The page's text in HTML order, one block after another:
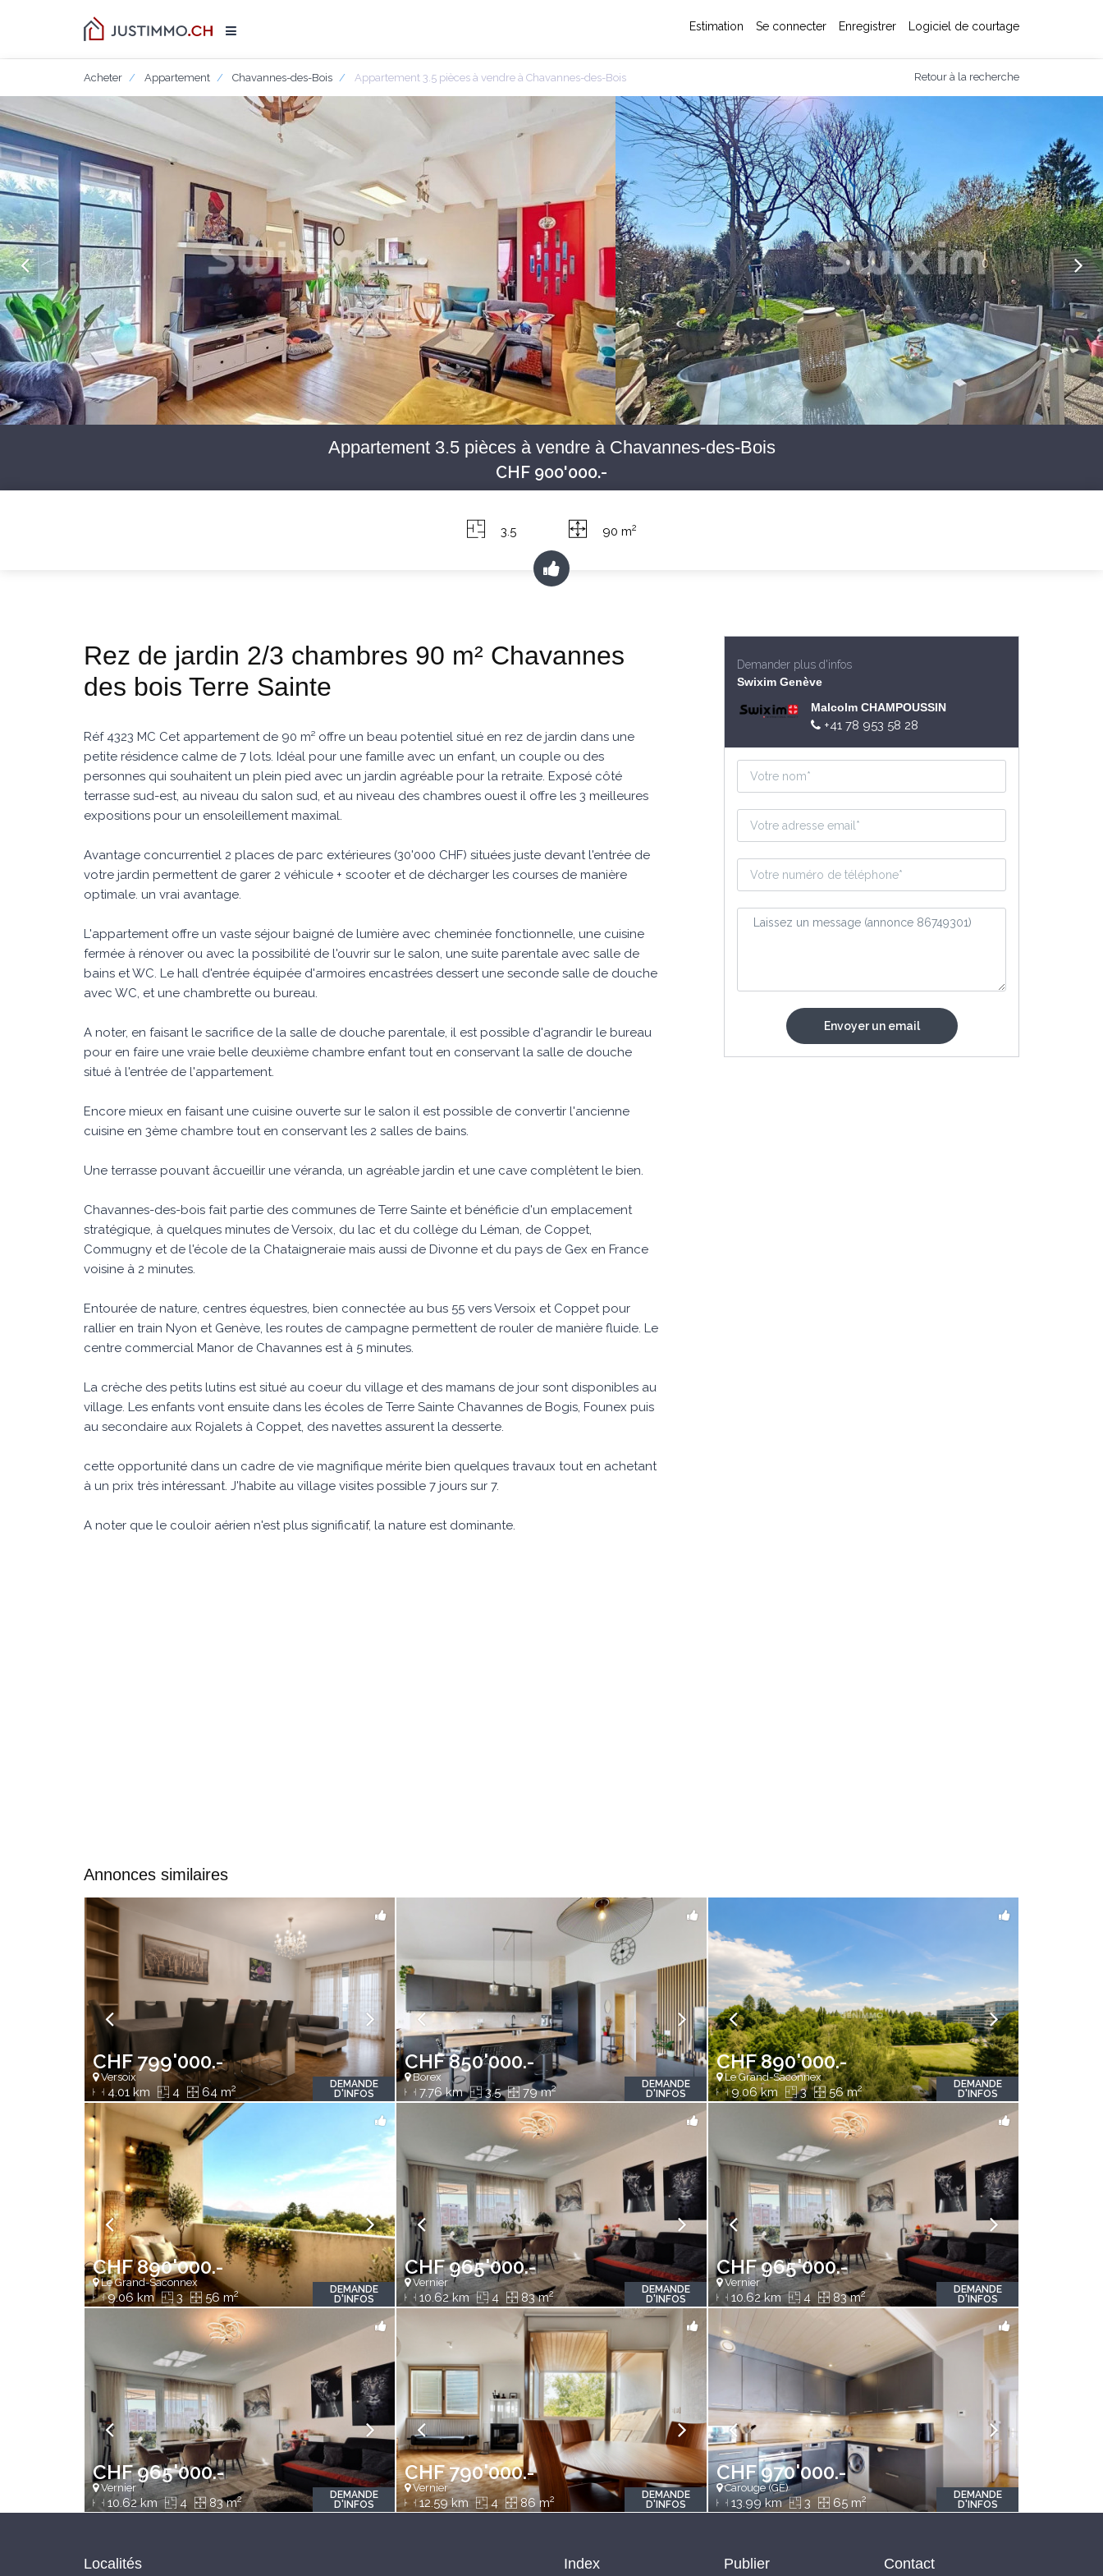
Estimation Se connecter Enregistrer Logiciel de courtage
Acheter Appartement Chavannes-des-Bois Appartement 3.5 pièces à vendre à Chavannes-des-Bois Retour à la recherche
Appartement 3.5 pièces à vendre à Chavannes-des-Bois
CHF 900'000.-
3.5 90 m2
Rez de jardin 2/3 chambres 90 m² Chavannes
des bois Terre Sainte
Réf 4323 MC Cet appartement de 90 m² offre un beau potentiel situé en rez de jardin dans une
petite résidence calme de 7 lots. Idéal pour une famille avec un enfant, un couple ou des
personnes qui souhaitent un plein pied avec un jardin agréable pour la retraite. Exposé côté
terrasse sud-est, au niveau du salon sud, et au niveau des chambres ouest il offre les 3 meilleures
expositions pour un ensoleillement maximal.
Avantage concurrentiel 2 places de parc extérieures (30'000 CHF) situées juste devant l'entrée de
votre jardin permettent de garer 2 véhicule + scooter et de décharger les courses de manière
optimale. un vrai avantage.
L'appartement offre un vaste séjour baigné de lumière avec cheminée fonctionnelle, une cuisine
fermée à rénover ou avec la possibilité de l'ouvrir sur le salon, une suite parentale avec salle de
bains et WC. Le hall d'entrée équipée d'armoires encastrées dessert une seconde salle de douche
avec WC, et une chambrette ou bureau.
A noter, en faisant le sacrifice de la salle de douche parentale, il est possible d'agrandir le bureau
pour en faire une vraie belle deuxième chambre enfant tout en conservant la salle de douche
situé à l'entrée de l'appartement.
Encore mieux en faisant une cuisine ouverte sur le salon il est possible de convertir l'ancienne
cuisine en 3ème chambre tout en conservant les 2 salles de bains.
Une terrasse pouvant âccueillir une véranda, un agréable jardin et une cave complètent le bien.
Chavannes-des-bois fait partie des communes de Terre Sainte et bénéficie d'un emplacement
stratégique, à quelques minutes de Versoix, du lac et du collège du Léman, de Coppet,
Commugny et de l'école de la Chataigneraie mais aussi de Divonne et du pays de Gex en France
voisine à 2 minutes.
Entourée de nature, centres équestres, bien connectée au bus 55 vers Versoix et Coppet pour
rallier en train Nyon et Genève, les routes de campagne permettent de rouler de manière fluide. Le
centre commercial Manor de Chavannes est à 5 minutes.
La crèche des petits lutins est situé au coeur du village et des mamans de jour sont disponibles au
village. Les enfants vont ensuite dans les écoles de Terre Sainte Chavannes de Bogis, Founex puis
au secondaire aux Rojalets à Coppet, des navettes assurent la desserte.
cette opportunité dans un cadre de vie magnifique mérite bien quelques travaux tout en achetant
à un prix très intéressant. J'habite au village visites possible 7 jours sur 7.
A noter que le couloir aérien n'est plus significatif, la nature est dominante.
Demander plus d'infos
Swixim Genève
Malcolm CHAMPOUSSIN
+41 78 953 58 28
Annonces similaires
CHF 799'000.-
Versoix
4.01 km 4 64 m2
DEMANDE
D'INFOS
CHF 850'000.-
Borex
7.76 km 3.5 79 m2
DEMANDE
D'INFOS
CHF 890'000.-
Le Grand-Saconnex
9.06 km 3 56 m2
DEMANDE
D'INFOS
CHF 890'000.-
Le Grand-Saconnex
9.06 km 3 56 m2
DEMANDE
D'INFOS
CHF 965'000.-
Vernier
10.62 km 4 83 m2
DEMANDE
D'INFOS
CHF 965'000.-
Vernier
10.62 km 4 83 m2
DEMANDE
D'INFOS
CHF 965'000.-
Vernier
10.62 km 4 83 m2
DEMANDE
D'INFOS
CHF 790'000.-
Vernier
12.59 km 4 86 m2
DEMANDE
D'INFOS
CHF 970'000.-
Carouge (GE)
13.99 km 3 65 m2
DEMANDE
D'INFOS
Localités Index Publier Contact